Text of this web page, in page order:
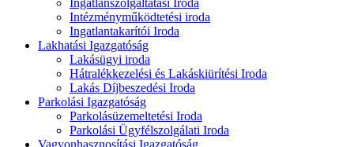
Intézményműködtetési iroda
Ingatlantakarítói Iroda
Lakhatási Igazgatóság
Lakásügyi iroda
Hátralékkezelési és Lakáskiürítési Iroda
Lakás Díjbeszedési Iroda
Parkolási Igazgatóság
Parkolásüzemeltetési Iroda
Parkolási Ügyfélszolgálati Iroda
Vagyonhasznosítási Igazgatóság